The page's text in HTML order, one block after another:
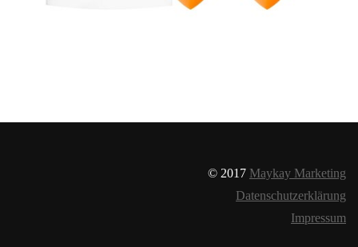
© 2017 Maykay Marketing
Datenschutzerklärung
Impressum